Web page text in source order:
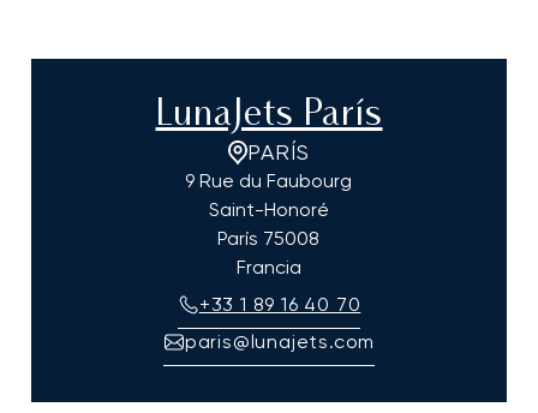
LunaJets París
PARÍS
9 Rue du Faubourg
Saint-Honoré
París 75008
Francia
+33 1 89 16 40 70
paris@lunajets.com